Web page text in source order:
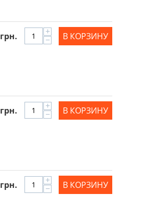
грн. +
− В КОРЗИНУ
грн. +
− В КОРЗИНУ
грн. +
− В КОРЗИНУ